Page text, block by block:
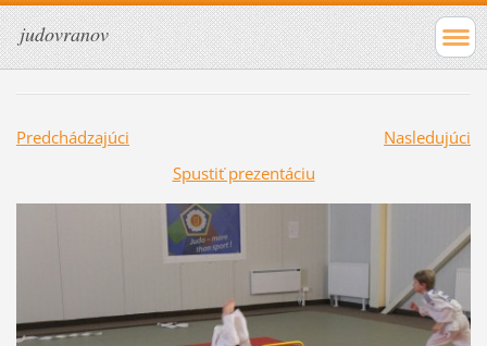
judovranov
Predchádzajúci
Nasledujúci
Spustiť prezentáciu